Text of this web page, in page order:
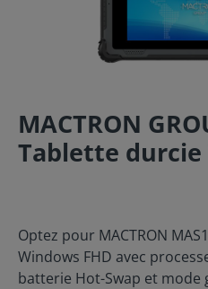
MACTRON
Tablette durcie
Optez pour MACTRON
Windows FHD avec
batterie Hot-Swap et mode